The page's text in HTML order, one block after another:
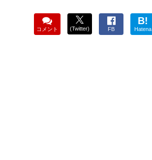
コメント (Twitter) FB
B!
Hatena